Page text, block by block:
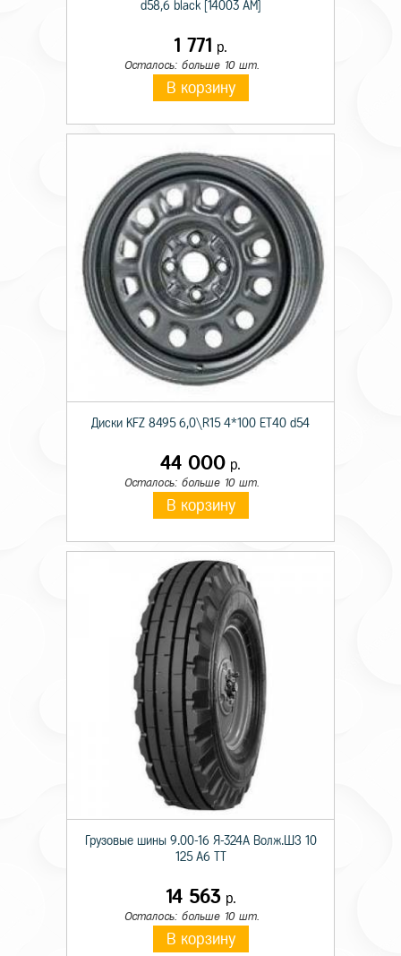
d58,6 black [14003 AM]
1 771 р.
Осталось: больше 10 шт.
В корзину
Диски KFZ 8495 6,0\R15 4*100 ET40 d54
44 000 р.
Осталось: больше 10 шт.
В корзину
Грузовые шины 9.00-16 Я-324А Волж.ШЗ 10
125 A6 TT
14 563р.
Осталось: больше 10 шт.
В корзину